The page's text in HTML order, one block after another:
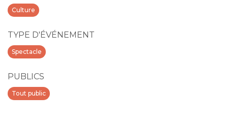
Culture
TYPE D'ÉVÉNEMENT
Spectacle
PUBLICS
Tout public